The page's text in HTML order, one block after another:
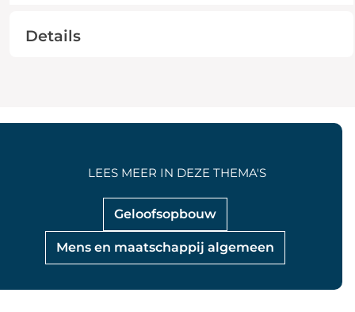
Details
Geloofsopbouw
Mens en maatschappij algemeen
LEES MEER IN DEZE THEMA'S